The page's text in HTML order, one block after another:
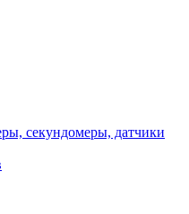
секундомеры, датчики